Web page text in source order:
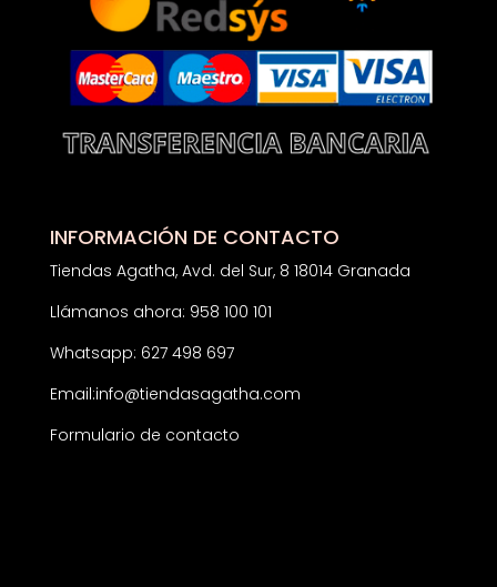
INFORMACIÓN DE CONTACTO
Tiendas Agatha, Avd. del Sur, 8 18014 Granada
Llámanos ahora: 958 100 101
Whatsapp: 627 498 697
Email:info@tiendasagatha.com
Formulario de contacto